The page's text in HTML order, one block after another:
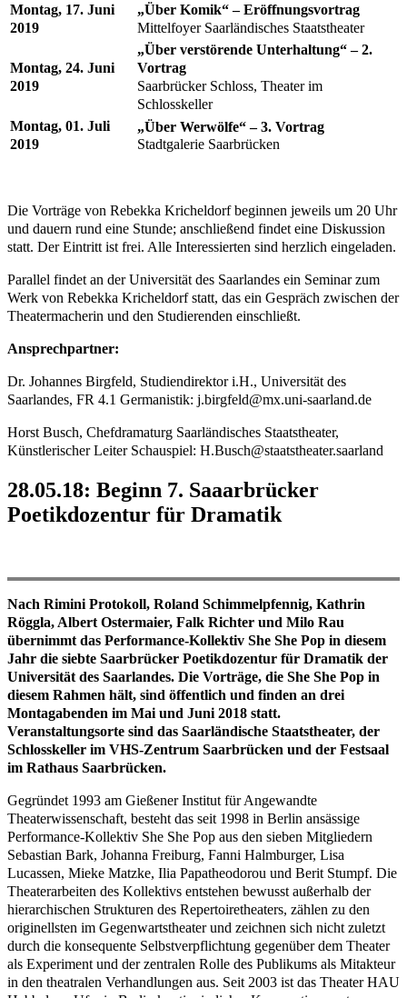
Montag, 17. Juni
2019
„Über Komik“ – Eröffnungsvortrag
Mittelfoyer Saarländisches Staatstheater
Montag, 24. Juni
2019
„Über verstörende Unterhaltung“ – 2.
Vortrag
Saarbrücker Schloss, Theater im
Schlosskeller
Montag, 01. Juli
2019
„Über Werwölfe“ – 3. Vortrag
Stadtgalerie Saarbrücken
Die Vorträge von Rebekka Kricheldorf beginnen jeweils um 20 Uhr
und dauern rund eine Stunde; anschließend findet eine Diskussion
statt. Der Eintritt ist frei. Alle Interessierten sind herzlich eingeladen.
Parallel findet an der Universität des Saarlandes ein Seminar zum
Werk von Rebekka Kricheldorf statt, das ein Gespräch zwischen der
Theatermacherin und den Studierenden einschließt.
Ansprechpartner:
Dr. Johannes Birgfeld, Studiendirektor i.H., Universität des
Saarlandes, FR 4.1 Germanistik: j.birgfeld@mx.uni-saarland.de
Horst Busch, Chefdramaturg Saarländisches Staatstheater,
Künstlerischer Leiter Schauspiel: H.Busch@staatstheater.saarland
28.05.18: Beginn 7. Saaarbrücker
Poetikdozentur für Dramatik
Nach Rimini Protokoll, Roland Schimmelpfennig, Kathrin
Röggla, Albert Ostermaier, Falk Richter und Milo Rau
übernimmt das Performance-Kollektiv She She Pop in diesem
Jahr die siebte Saarbrücker Poetikdozentur für Dramatik der
Universität des Saarlandes. Die Vorträge, die She She Pop in
diesem Rahmen hält, sind öffentlich und finden an drei
Montagabenden im Mai und Juni 2018 statt.
Veranstaltungsorte sind das Saarländische Staatstheater, der
Schlosskeller im VHS-Zentrum Saarbrücken und der Festsaal
im Rathaus Saarbrücken.
Gegründet 1993 am Gießener Institut für Angewandte
Theaterwissenschaft, besteht das seit 1998 in Berlin ansässige
Performance-Kollektiv She She Pop aus den sieben Mitgliedern
Sebastian Bark, Johanna Freiburg, Fanni Halmburger, Lisa
Lucassen, Mieke Matzke, Ilia Papatheodorou und Berit Stumpf. Die
Theaterarbeiten des Kollektivs entstehen bewusst außerhalb der
hierarchischen Strukturen des Repertoiretheaters, zählen zu den
originellsten im Gegenwartstheater und zeichnen sich nicht zuletzt
durch die konsequente Selbstverpflichtung gegenüber dem Theater
als Experiment und der zentralen Rolle des Publikums als Mitakteur
in den theatralen Verhandlungen aus. Seit 2003 ist das Theater HAU